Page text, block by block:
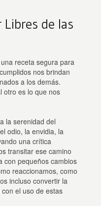
Libres de las
receta segura para
nos brindan
a los demás.
otro es lo que nos
la serenidad del
odio, la envidia, la
una crítica
transitar ese camino
con pequeños cambios
reaccionamos, como
incluso convertir la
el uso de estas